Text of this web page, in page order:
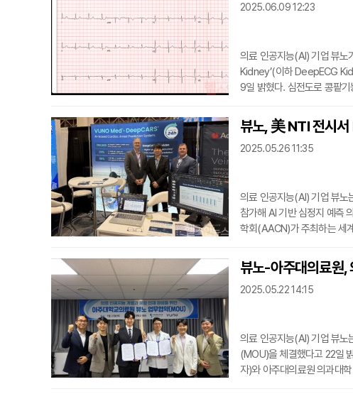
서
2025.06.09 12:23
의료 인공지능(AI) 기업 뷰
Kidney’(이하 DeepECG
9일 밝혔다. 심전도로 콩팥
등도 이상의 콩팥기능 저하
율(eGFR) 수치를 기반으로
만성 콩팥병은 증상이 뚜렷하지
뷰노, 美 NTI 전시
2025.05.26 11:35
의료 인공지능(AI) 기업 뷰노
참가해 AI 기반 심정지 예측
학회(AACN)가 주최하는 세
간 내 심정지 위험을 예측하
문가들로부터 높은 관심과
자 안전과 병원 운영 효율성
뷰노-아주대의료원,
2025.05.22 14:15
의료 인공지능(AI) 기업 뷰노
(MOU)을 체결했다고 22일
자)와 아주대의료원 의과대